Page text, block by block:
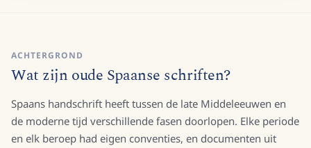
ACHTERGROND
Wat zijn oude Spaanse schriften?
Spaans handschrift heeft tussen de late Middeleeuwen en
de moderne tijd verschillende fasen doorlopen. Elke periode
en elk beroep had eigen conventies, en documenten uit